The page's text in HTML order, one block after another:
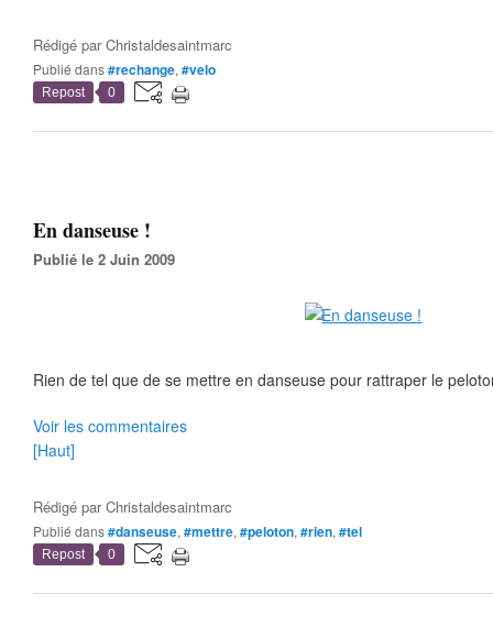
Rédigé parChristaldesaintmarc
Publié dans#rechange, #velo
Repost 0
En danseuse !
Publié le 2 Juin 2009
Rien de tel que de se mettre en danseuse pour rattraper le
Voir les commentaires
[Haut]
Rédigé parChristaldesaintmarc
Publié dans#danseuse, #mettre, #peloton, #rien, #tel
Repost 0